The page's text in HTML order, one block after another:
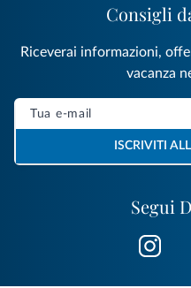
Segui
Consigli
Riceverai informazioni,
vacanza
ISCRIVITI